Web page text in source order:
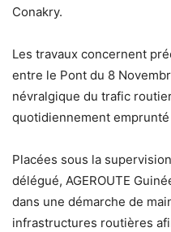
Conakry.
Les travaux concernent
entre le Pont du 8
névralgique du trafic
quotidiennement emprunté
Placées sous la
délégué, AGEROUTE
dans une démarche de
infrastructures routières